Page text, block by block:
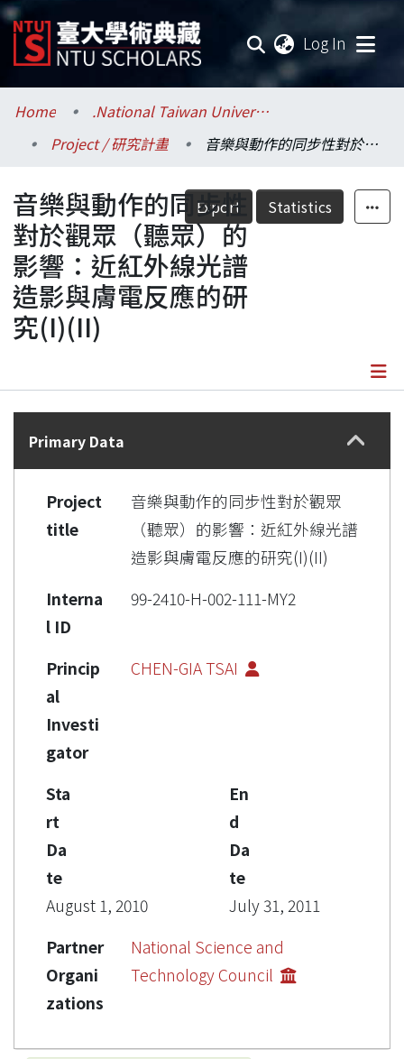
Log In
Communities & Collections
Research Outputs
Fundings & Projects
Researchers
Organizations
Statistics
Home
.National Taiwan University / 國立臺灣大學
Project / 研究計畫
音樂與動作的同步性對於觀眾（聽眾）的影響：近紅外線光譜造影與膚電反應的研究(I)(II)
Export Statistics
音樂與動作的同步性
對於觀眾（聽眾）的
影響：近紅外線光譜
造影與膚電反應的研
究(I)(II)
Details
Primary Data
Project
title
音樂與動作的同步性對於觀眾
（聽眾）的影響：近紅外線光譜
造影與膚電反應的研究(I)(II)
Interna
l ID
99-2410-H-002-111-MY2
Princip
al
Investi
gator
CHEN-GIA TSAI
Sta
rt
Da
te
August 1, 2010
En
d
Da
te
July 31, 2011
Partner
Organi
zations
National Science and
Technology Council